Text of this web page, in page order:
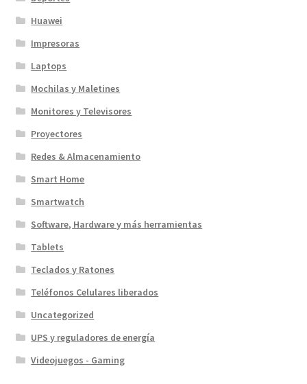
Huawei
Impresoras
Laptops
Mochilas y Maletines
Monitores y Televisores
Proyectores
Redes & Almacenamiento
Smart Home
Smartwatch
Software, Hardware y más herramientas
Tablets
Teclados y Ratones
Teléfonos Celulares liberados
Uncategorized
UPS y reguladores de energía
Videojuegos - Gaming